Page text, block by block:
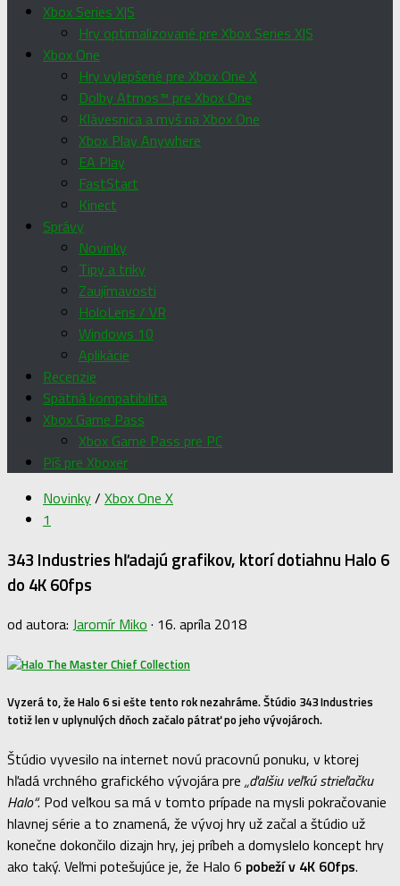
Xbox Series X|S
Hry optimalizované pre Xbox Series X|S
Xbox One
Hry vylepšené pre Xbox One X
Dolby Atmos™ pre Xbox One
Klávesnica a myš na Xbox One
Xbox Play Anywhere
EA Play
FastStart
Kinect
Správy
Novinky
Tipy a triky
Zaujímavosti
HoloLens / VR
Windows 10
Aplikácie
Recenzie
Spätná kompatibilita
Xbox Game Pass
Xbox Game Pass pre PC
Píš pre Xboxer
Novinky/ Xbox One X
1
343 Industries hľadajú grafikov, ktorí dotiahnu Halo 6
do 4K 60fps
od autora: Jaromír Miko · 16. apríla 2018
Vyzerá to, že Halo 6 si ešte tento rok nezahráme. Štúdio 343 Industries
totiž len v uplynulých dňoch začalo pátrať po jeho vývojároch.
Štúdio vyvesilo na internet novú pracovnú ponuku, v ktorej
hľadá vrchného grafického vývojára pre „ďalšiu veľkú strieľačku
Halo“. Pod veľkou sa má v tomto prípade na mysli pokračovanie
hlavnej série a to znamená, že vývoj hry už začal a štúdio už
konečne dokončilo dizajn hry, jej príbeh a domyslelo koncept hry
ako taký. Veľmi potešujúce je, že Halo 6 pobeží v 4K 60fps.